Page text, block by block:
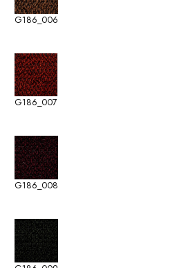
G186_006
G186_007
G186_008